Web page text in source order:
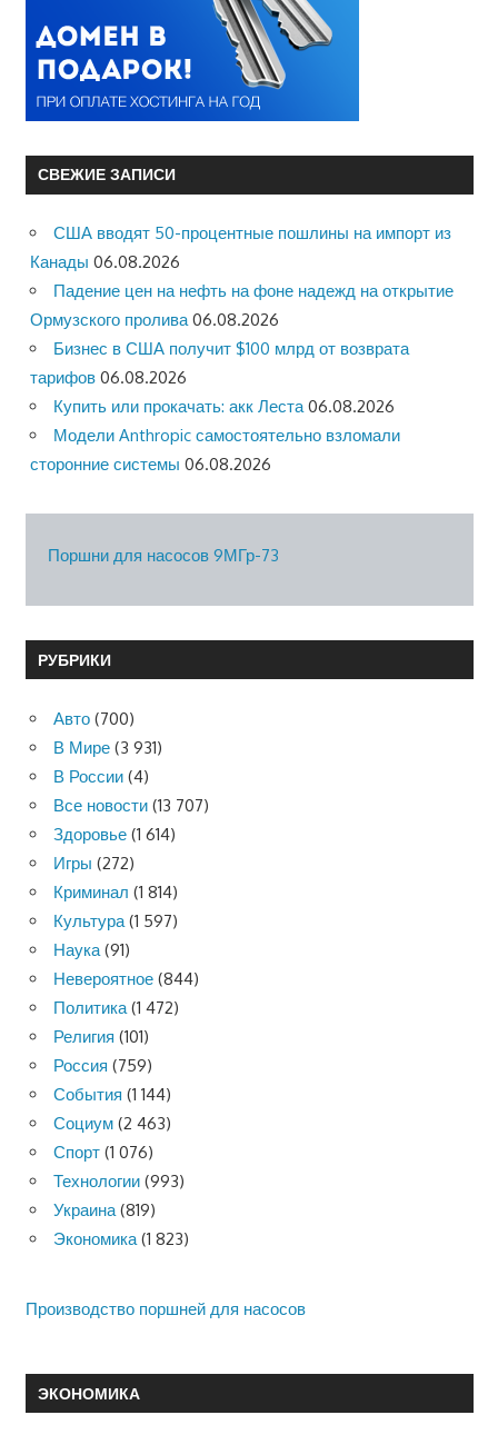
СВЕЖИЕ ЗАПИСИ
США вводят 50-процентные пошлины на импорт из
Канады 06.08.2026
Падение цен на нефть на фоне надежд на открытие
Ормузского пролива 06.08.2026
Бизнес в США получит $100 млрд от возврата
тарифов 06.08.2026
Купить или прокачать: акк Леста 06.08.2026
Модели Anthropic самостоятельно взломали
сторонние системы 06.08.2026
Поршни для насосов 9МГр-73
РУБРИКИ
Авто (700)
В Мире (3 931)
В России (4)
Все новости (13 707)
Здоровье (1 614)
Игры (272)
Криминал (1 814)
Культура (1 597)
Наука (91)
Невероятное (844)
Политика (1 472)
Религия (101)
Россия (759)
События (1 144)
Социум (2 463)
Спорт (1 076)
Технологии (993)
Украина (819)
Экономика (1 823)
Производство поршней для насосов
ЭКОНОМИКА